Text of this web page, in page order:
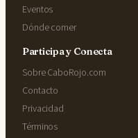
Eventos
Dónde comer
Participa y Conecta
Sobre CaboRojo.com
Contacto
Privacidad
Términos